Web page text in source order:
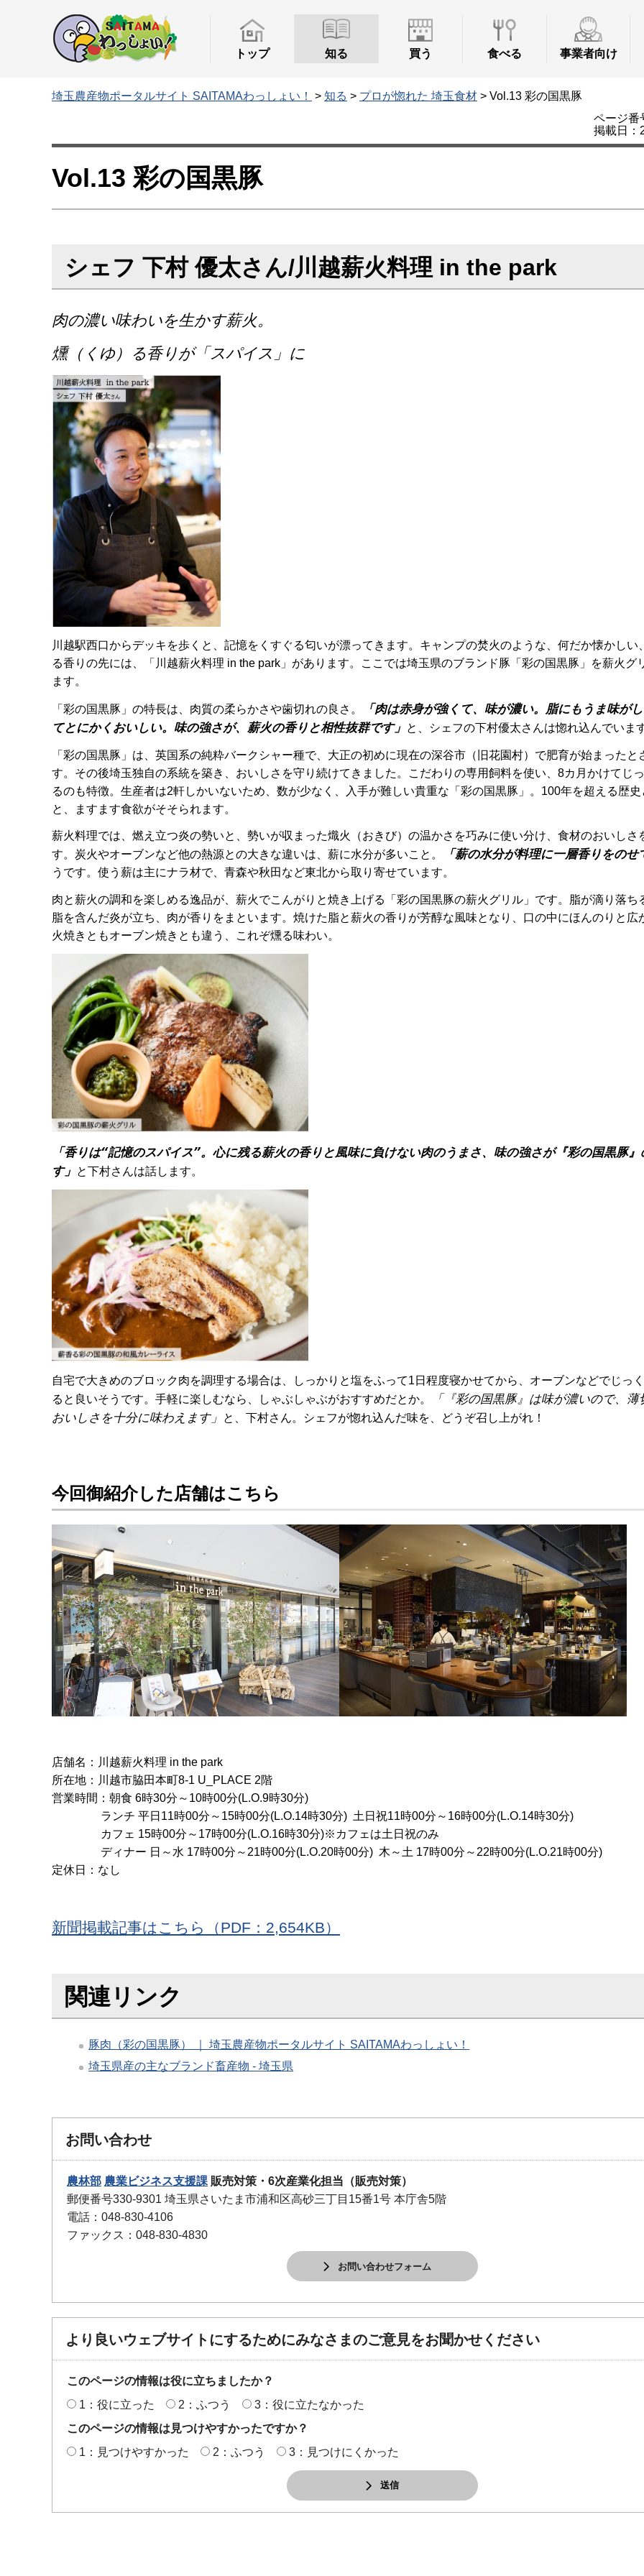
トップ 知る 買う 食べる 事業者向け
埼玉農産物ポータルサイト SAITAMAわっしょい！ > 知る > プロが惚れた 埼玉食材 > Vol.13 彩の国黒豚
ページ番
掲載日：
Vol.13 彩の国黒豚
シェフ 下村 優太さん/川越薪火料理 in the park
肉の濃い味わいを生かす薪火。
燻（くゆ）る香りが「スパイス」に
川越駅西口からデッキを歩くと、記憶をくすぐる匂いが漂ってきます。キャンプの焚火のような、何だか懐かしい
る香りの先には、「川越薪火料理 in the park」があります。ここでは埼玉県のブランド豚「彩の国黒豚」を薪火グ
ます。
「彩の国黒豚」の特長は、肉質の柔らかさや歯切れの良さ。
「肉は赤身が強くて、味が濃い。脂にもうま味が
てとにかくおいしい。味の強さが、薪火の香りと相性抜群です」 と、シェフの下村優太さんは惚れ込んでいま
「彩の国黒豚」は、英国系の純粋バークシャー種で、大正の初めに現在の深谷市（旧花園村）で肥育が始まったと
す。その後埼玉独自の系統を築き、おいしさを守り続けてきました。こだわりの専用飼料を使い、8カ月かけてじ
るのも特徴。生産者は2軒しかいないため、数が少なく、入手が難しい貴重な「彩の国黒豚」。100年を超える歴
と、ますます食欲がそそられます。
薪火料理では、燃え立つ炎の勢いと、勢いが収まった熾火（おきび）の温かさを巧みに使い分け、食材のおいしさ
す。炭火やオーブンなど他の熱源との大きな違いは、薪に水分が多いこと。
「薪の水分が料理に一層香りをのせ
うです。使う薪は主にナラ材で、青森や秋田など東北から取り寄せています。
肉と薪火の調和を楽しめる逸品が、薪火でこんがりと焼き上げる「彩の国黒豚の薪火グリル」です。脂が滴り落ち
脂を含んだ炎が立ち、肉が香りをまといます。焼けた脂と薪火の香りが芳醇な風味となり、口の中にほんのりと広
火焼きともオーブン焼きとも違う、これぞ燻る味わい。
「香りは“記憶のスパイス”。心に残る薪火の香りと風味に負けない肉のうまさ、味の強さが『彩の国黒豚
す」 と下村さんは話します。
自宅で大きめのブロック肉を調理する場合は、しっかりと塩をふって1日程度寝かせてから、オーブンなどでじっ
ると良いそうです。手軽に楽しむなら、しゃぶしゃぶがおすすめだとか。
「『彩の国黒豚』は味が濃いので、
おいしさを十分に味わえます」 と、下村さん。シェフが惚れ込んだ味を、どうぞ召し上がれ！
今回御紹介した店舗はこちら
店舗名：川越薪火料理 in the park
所在地：川越市脇田本町8-1 U_PLACE 2階
営業時間：朝食 6時30分～10時00分(L.O.9時30分)
ランチ 平日11時00分～15時00分(L.O.14時30分) 土日祝11時00分～16時00分(L.O.14時30分)
カフェ 15時00分～17時00分(L.O.16時30分)※カフェは土日祝のみ
ディナー 日～水 17時00分～21時00分(L.O.20時00分) 木～土 17時00分～22時00分(L.O.21時00分)
定休日：なし
新聞掲載記事はこちら（PDF：2,654KB）
関連リンク
豚肉（彩の国黒豚） ｜ 埼玉農産物ポータルサイト SAITAMAわっしょい！
埼玉県産の主なブランド畜産物 - 埼玉県
お問い合わせ
農林部 農業ビジネス支援課 販売対策・6次産業化担当（販売対策）
郵便番号330-9301 埼玉県さいたま市浦和区高砂三丁目15番1号 本庁舎5階
電話：048-830-4106
ファックス：048-830-4830
お問い合わせフォーム
より良いウェブサイトにするためにみなさまのご意見をお聞かせください
このページの情報は役に立ちましたか？
1：役に立った
2：ふつう
3：役に立たなかった
このページの情報は見つけやすかったですか？
1：見つけやすかった
2：ふつう 3：見つけにくかった
送信